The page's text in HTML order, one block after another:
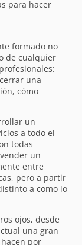
para hacer
formado no
de cualquier
una
cómo
un
a todo el
todas
un
entre
pero a partir
a como lo
ojos, desde
una gran
por